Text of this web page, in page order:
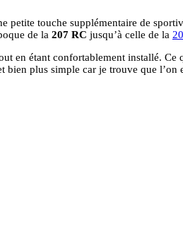
touche supplémentaire de
de la 207 RC jusqu’à celle de la
en étant confortablement installé.
plus simple car je trouve que l’on